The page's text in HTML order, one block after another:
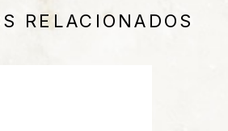
RELACIONADOS